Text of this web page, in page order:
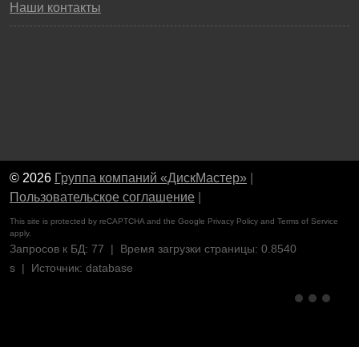
Наши контакты
© 2026 Группа компаний «ДискМастер»
Пользовательское соглашение
This site is protected by reCAPTCHA and the Google Privacy Policy and Terms of Service
apply.
Запросов к БД: 77 | Время загрузки страницы: 0.8540
s | Источник: database